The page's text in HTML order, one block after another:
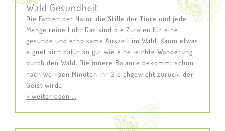
Wald Gesundheit
Die Farben der Natur, die Stille der Tiere und jede
Menge reine Luft: Das sind die Zutaten für eine
gesunde und erholsame Auszeit im Wald. Kaum etwas
eignet sich dafür so gut wie eine leichte Wanderung
durch den Wald. Die innere Balance bekommt schon
nach wenigen Minuten ihr Gleichgewicht zurück, der
Geist wird…
> weiterlesen ...